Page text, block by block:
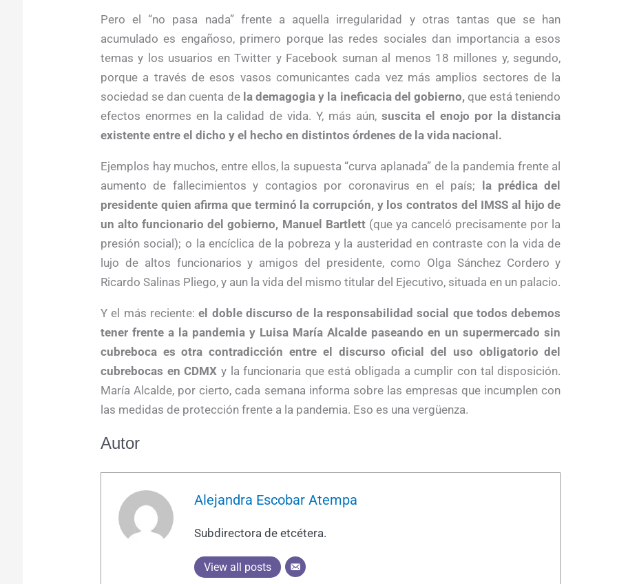
Pero el “no pasa nada” frente a aquella irregularidad y otras tantas que se han
acumulado es engañoso, primero porque las redes sociales dan importancia a esos
temas y los usuarios en Twitter y Facebook suman al menos 18 millones y, segundo,
porque a través de esos vasos comunicantes cada vez más amplios sectores de la
sociedad se dan cuenta de la demagogia y la ineficacia del gobierno,que está teniendo
efectos enormes en la calidad de vida. Y, más aún, suscita el enojo por la distancia
existente entre el dicho y el hecho en distintos órdenes de la vida nacional.
Ejemplos hay muchos, entre ellos, la supuesta “curva aplanada” de la pandemia frente al
aumento de fallecimientos y contagios por coronavirus en el país; la prédica del
presidente quien afirma que terminó la corrupción, y los contratos del IMSS al hijo de
un alto funcionario del gobierno, Manuel Bartlett(que ya canceló precisamente por la
presión social); o la encíclica de la pobreza y la austeridad en contraste con la vida de
lujo de altos funcionarios y amigos del presidente, como Olga Sánchez Cordero y
Ricardo Salinas Pliego, y aun la vida del mismo titular del Ejecutivo, situada en un palacio.
Y el más reciente:el doble discurso de la responsabilidad social que todos debemos
tener frente a la pandemia y Luisa María Alcalde paseando en un supermercado sin
cubreboca es otra contradicción entre el discurso oficial del uso obligatorio del
cubrebocas en CDMX y la funcionaria que está obligada a cumplir con tal disposición.
María Alcalde, por cierto, cada semana informa sobre las empresas que incumplen con
las medidas de protección frente a la pandemia. Eso es una vergüenza.
Autor
Alejandra Escobar Atempa
Subdirectora de etcétera.
View all posts